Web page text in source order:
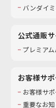
バンダイ
公式通販
プレミア
お客様サ
お客様サ
重要なお